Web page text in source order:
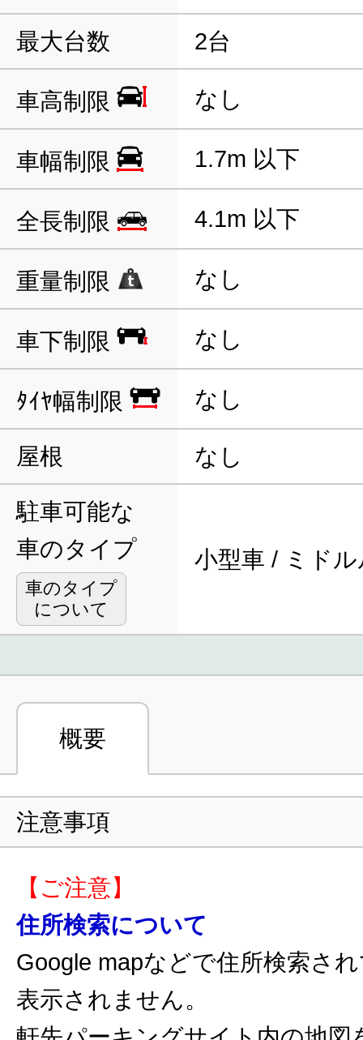
最大台数 2台
車高制限 なし
車幅制限 1.7m 以下
全長制限 4.1m 以下
重量制限 なし
車下制限 なし
ﾀｲﾔ幅制限 なし
屋根 なし
駐車可能な
車のタイプ
車のタイプ
について
小型車 / ミド
概要
注意事項
【ご注意】
住所検索について
Google mapなどで住所検索さ
表示されません。